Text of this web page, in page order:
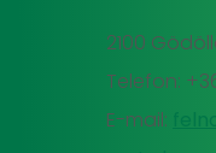
2100
Telefon:
E-mail: